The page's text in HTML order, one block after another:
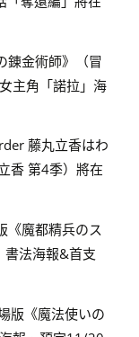
錬金術師》（冒
主角「諾拉」海
藤丸立香はわ
香 第4季）將在
《魔都精兵のス
書法海報&首支
版《魔法使いの